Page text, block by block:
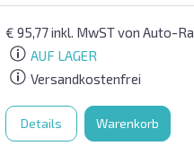
€ 95,77inkl. MwSTvon Auto-
AUF LAGER
Versandkostenfrei
Details Warenkorb